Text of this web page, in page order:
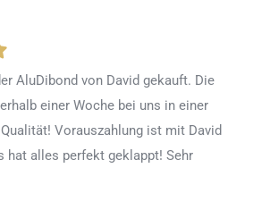
AluDibond von David gekauft. Die
einer Woche bei uns in einer
Vorauszahlung ist mit David
hat alles perfekt geklappt! Sehr